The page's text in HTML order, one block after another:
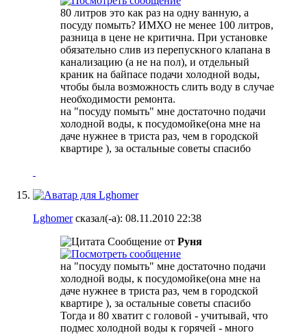
80 литров это как раз на одну ванную, а
посуду помыть? ИМХО не менее 100 литров,
разница в цене не критична. При установке
обязательно слив из перепускного клапана в
канализацию (а не на пол), и отдельный
краник на байпасе подачи холодной воды,
чтобы была возможность слить воду в случае
необходимости ремонта.
на "посуду помыть" мне достаточно подачи
холодной воды, к посудомойке(она мне на
даче нужнее в триста раз, чем в городской
квартире ), за остальные советы спасибо
Lghomerсказал(-а): 08.11.2010 22:38
Сообщение от Руня
на "посуду помыть" мне достаточно подачи
холодной воды, к посудомойке(она мне на
даче нужнее в триста раз, чем в городской
квартире ), за остальные советы спасибо
Тогда и 80 хватит с головой - учитывай, что
подмес холодной воды к горячей - много